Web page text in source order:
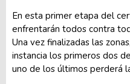
En esta primer etapa del
enfrentarán todos contra
Una vez finalizadas las
instancia los primeros dos
uno de los últimos perderá